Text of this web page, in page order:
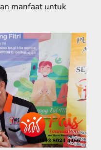
manfaat untuk